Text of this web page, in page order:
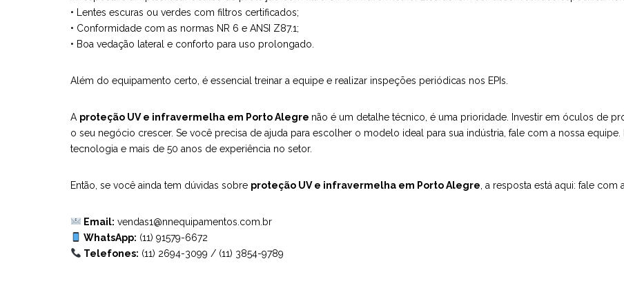
• Lentes escuras ou verdes com filtros certificados;
• Conformidade com as normas NR 6 e ANSI Z87.1;
• Boa vedação lateral e conforto para uso prolongado.
Além do equipamento certo, é essencial treinar a equipe e realizar inspeções periódicas nos EPIs.
A proteção UV e infravermelha em Porto Alegre não é um detalhe técnico, é uma prioridade. Investir em óculos de
o seu negócio crescer. Se você precisa de ajuda para escolher o modelo ideal para sua indústria, fale com a nossa
tecnologia e mais de 50 anos de experiência no setor.
Então, se você ainda tem dúvidas sobre proteção UV e infravermelha em Porto Alegre , a resposta está aqui: fale com a
Email: vendas1@nnequipamentos.com.br
WhatsApp: (11) 91579-6672
Telefones: (11) 2694-3099 / (11) 3854-9789